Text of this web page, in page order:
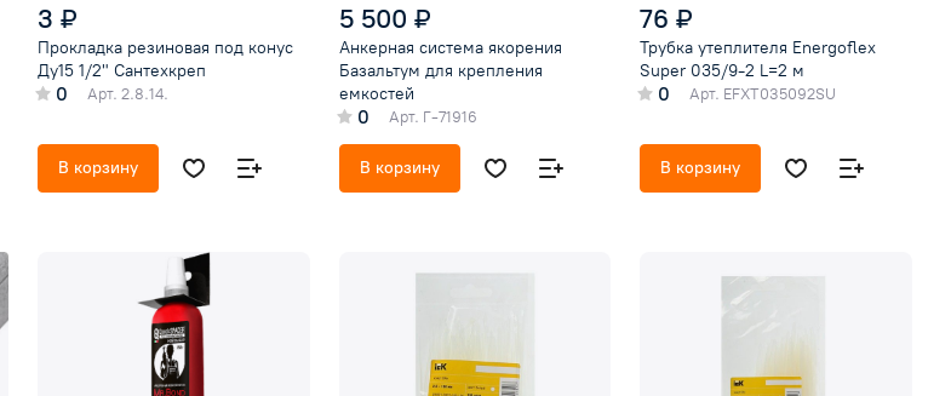
3 ₽
Прокладка резиновая под конус
Ду15 1/2" Сантехкреп
0 Арт. 2.8.14.
В корзину
5 500 ₽
Анкерная система якорения
Базальтум для крепления
емкостей
0 Арт. Г-71916
В корзину
76 ₽
Трубка утеплителя Energoflex
Super 035/9-2 L=2 м
0 Арт. EFXT035092SU
В корзину